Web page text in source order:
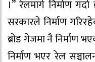
।” रेलमार्ग निर्माण
सरकारले निर्माण
ब्रोड गेजमा नै निर्माण
निर्माण भएर रेल